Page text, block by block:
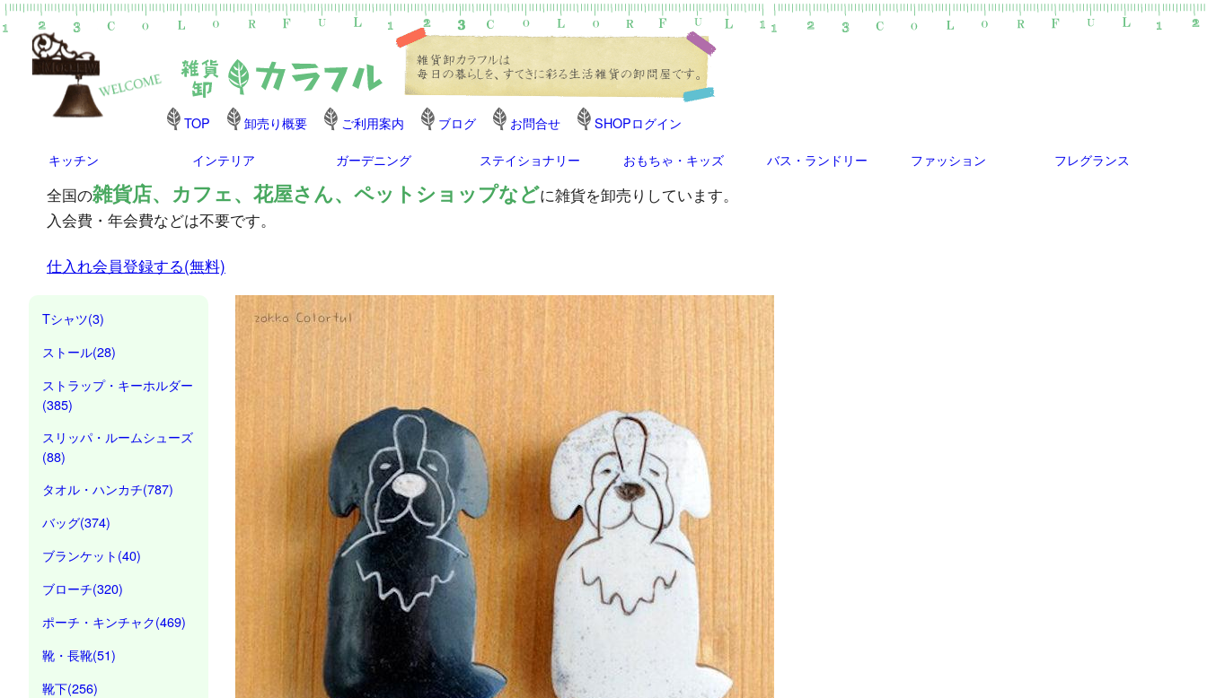
TOP 卸売り概要 ご利用案内 ブログ お問合せ
SHOPログイン
キッチン
インテリア ガーデニング ステイショナリー おもちゃ・キッズ バス・ランドリー ファッション フレグランス
全国の雑貨店、カフェ、花屋さん、ペットショップなどに雑貨を卸売りしています。
入会費・年会費などは不要です。
仕入れ会員登録する(無料)
Tシャツ(3)
ストール(28)
ストラップ・キーホルダー
(385)
スリッパ・ルームシューズ
(88)
タオル・ハンカチ(787)
バッグ(374)
ブランケット(40)
ブローチ(320)
ポーチ・キンチャク(469)
靴・長靴(51)
靴下(256)